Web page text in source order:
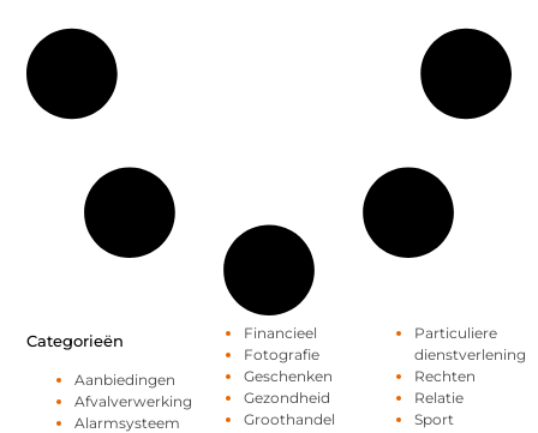
Categorieën
Aanbiedingen
Afvalverwerking
Alarmsysteem
Financieel
Fotografie
Geschenken
Gezondheid
Groothandel
Particuliere
dienstverlening
Rechten
Relatie
Sport